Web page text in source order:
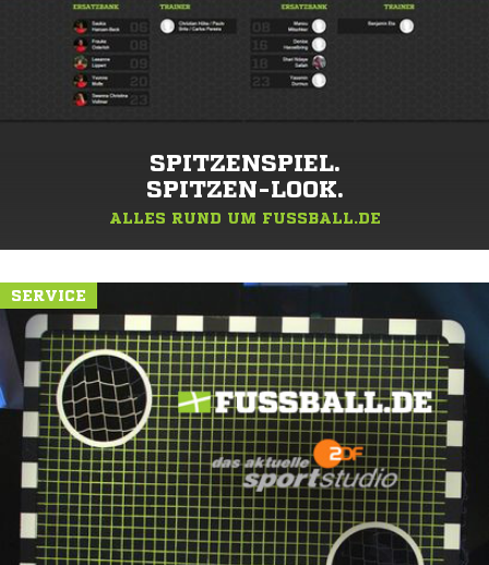
SPITZENSPIEL.
SPITZEN-LOOK.
ALLES RUND UM FUSSBALL.DE
SERVICE